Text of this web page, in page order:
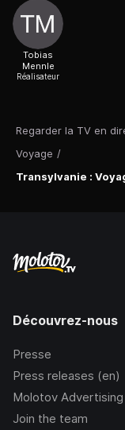
Regarder la TV en
Voyage /
Transylvanie :
Tobias
Mennle
Réalisateur
Découvrez-nous
Presse
Press releases (en)
Molotov Advertising
Join the team